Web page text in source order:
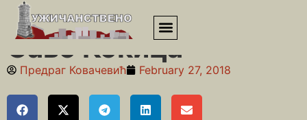
Почетна»Житни пијац»Саво Кокица
Саво Кокица
Предраг Ковачевић February 27, 2018